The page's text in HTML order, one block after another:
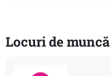
Locuri de